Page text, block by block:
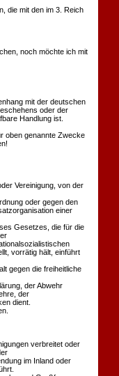
die mit den im 3. Reich
noch möchte ich mit
mit der deutschen
oder der
Handlung ist.
oben genannte Zwecke
Vereinigung, von der
oder gegen den
einer
Gesetzes, die für die
vorrätig hält, einführt
gegen die freiheitliche
der Abwehr
der
dient.
verbreitet oder
im Inland oder